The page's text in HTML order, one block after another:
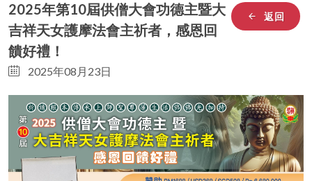
返回
2025年第10屆供僧大會功德主暨大
吉祥天女護摩法會主祈者，感恩回
饋好禮！
2025年08月23日